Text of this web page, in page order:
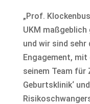
„Prof.
UKM
und wir sind
Engagement,
seinem Team für
Geburtsklinik‘